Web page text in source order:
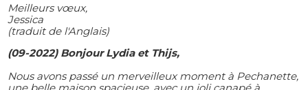
Meilleurs vœux,
Jessica
(traduit de l'Anglais)
(09-2022) Bonjour Lydia et Thijs,
Nous avons passé un merveilleux moment à Pechanette,